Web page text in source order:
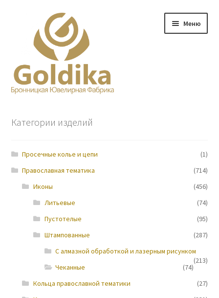
навигации
содержимому
Меню
Прайс-лист
Контакты
Новости
Категории изделий
Просечные колье и цепи
(1)
Православная тематика
(714)
Иконы
(456)
Литьевые
(74)
Пустотелые
(95)
Штампованные
(287)
С алмазной обработкой и лазерным рисунком
(213)
Чеканные
(74)
Кольца православной тематики
(27)